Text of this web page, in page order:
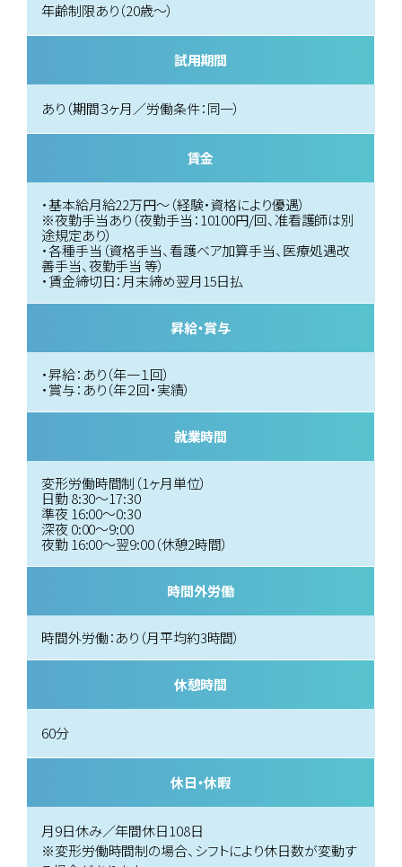
年齢制限あり（20歳～）
試用期間
あり（期間３ヶ月／労働条件：同一）
賃金
・基本給月給22万円〜（経験・資格により優遇）
※夜勤手当あり（夜勤手当：10100円/回、准看護師は別
途規定あり）
・各種手当（資格手当、看護ベア加算手当、医療処遇改
善手当、夜勤手当 等）
・賃金締切日：月末締め翌月15日払
昇給・賞与
・昇給：あり（年一１回）
・賞与：あり（年２回・実績）
就業時間
変形労働時間制（1ヶ月単位）
日勤 8:30～17:30
準夜 16:00～0:30
深夜 0:00～9:00
夜勤 16:00～翌9:00（休憩2時間）
時間外労働
時間外労働：あり（月平均約3時間）
休憩時間
60分
休日・休暇
月9日休み／年間休日108日
※変形労働時間制の場合、シフトにより休日数が変動す